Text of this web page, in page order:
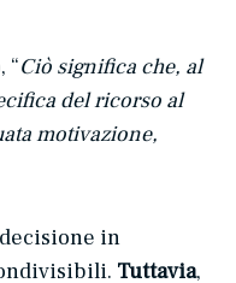
“Ciò significa che, al
del ricorso al
motivazione,
in
Tuttavia,